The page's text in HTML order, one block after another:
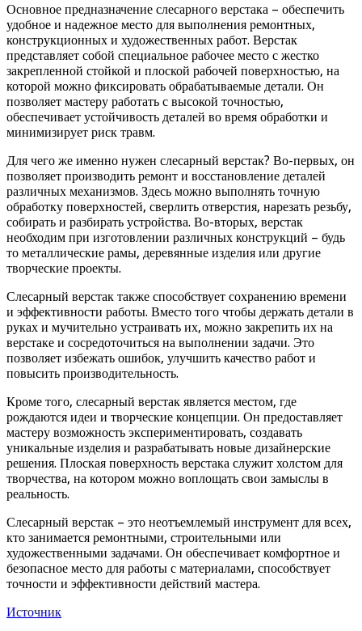
Основное предназначение слесарного верстака – обеспечить
удобное и надежное место для выполнения ремонтных,
конструкционных и художественных работ. Верстак
представляет собой специальное рабочее место с жестко
закрепленной стойкой и плоской рабочей поверхностью, на
которой можно фиксировать обрабатываемые детали. Он
позволяет мастеру работать с высокой точностью,
обеспечивает устойчивость деталей во время обработки и
минимизирует риск травм.
Для чего же именно нужен слесарный верстак? Во-первых, он
позволяет производить ремонт и восстановление деталей
различных механизмов. Здесь можно выполнять точную
обработку поверхностей, сверлить отверстия, нарезать резьбу,
собирать и разбирать устройства. Во-вторых, верстак
необходим при изготовлении различных конструкций – будь
то металлические рамы, деревянные изделия или другие
творческие проекты.
Слесарный верстак также способствует сохранению времени
и эффективности работы. Вместо того чтобы держать детали в
руках и мучительно устраивать их, можно закрепить их на
верстаке и сосредоточиться на выполнении задачи. Это
позволяет избежать ошибок, улучшить качество работ и
повысить производительность.
Кроме того, слесарный верстак является местом, где
рождаются идеи и творческие концепции. Он предоставляет
мастеру возможность экспериментировать, создавать
уникальные изделия и разрабатывать новые дизайнерские
решения. Плоская поверхность верстака служит холстом для
творчества, на котором можно воплощать свои замыслы в
реальность.
Слесарный верстак – это неотъемлемый инструмент для всех,
кто занимается ремонтными, строительными или
художественными задачами. Он обеспечивает комфортное и
безопасное место для работы с материалами, способствует
точности и эффективности действий мастера.
Источник